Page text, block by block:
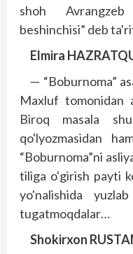
shoh
beshinchisi” deb
Elmira
— “Boburnoma”
Maxluf tomonidan
Biroq masala
qo'lyozmasidan
“Boburnoma”ni
tiliga o'girish payti
yo'nalishida
tugatmoqdalar…
Shokirxon